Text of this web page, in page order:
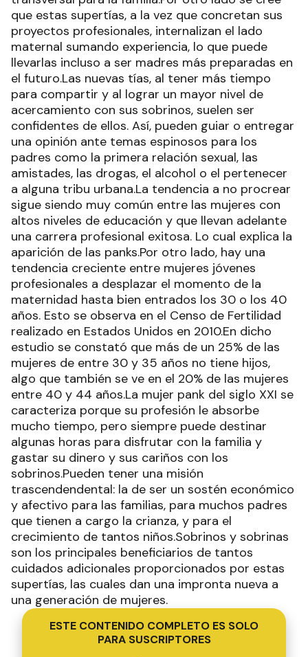
que estas supertías, a la vez que concretan sus
proyectos profesionales, internalizan el lado
maternal sumando experiencia, lo que puede
llevarlas incluso a ser madres más preparadas en
el futuro.Las nuevas tías, al tener más tiempo
para compartir y al lograr un mayor nivel de
acercamiento con sus sobrinos, suelen ser
confidentes de ellos. Así, pueden guiar o entregar
una opinión ante temas espinosos para los
padres como la primera relación sexual, las
amistades, las drogas, el alcohol o el pertenecer
a alguna tribu urbana.La tendencia a no procrear
sigue siendo muy común entre las mujeres con
altos niveles de educación y que llevan adelante
una carrera profesional exitosa. Lo cual explica la
aparición de las panks.Por otro lado, hay una
tendencia creciente entre mujeres jóvenes
profesionales a desplazar el momento de la
maternidad hasta bien entrados los 30 o los 40
años. Esto se observa en el Censo de Fertilidad
realizado en Estados Unidos en 2010.En dicho
estudio se constató que más de un 25% de las
mujeres de entre 30 y 35 años no tiene hijos,
algo que también se ve en el 20% de las mujeres
entre 40 y 44 años.La mujer pank del siglo XXI se
caracteriza porque su profesión le absorbe
mucho tiempo, pero siempre puede destinar
algunas horas para disfrutar con la familia y
gastar su dinero y sus cariños con los
sobrinos.Pueden tener una misión
trascendendental: la de ser un sostén económico
y afectivo para las familias, para muchos padres
que tienen a cargo la crianza, y para el
crecimiento de tantos niños.Sobrinos y sobrinas
son los principales beneficiarios de tantos
cuidados adicionales proporcionados por estas
supertías, las cuales dan una impronta nueva a
una generación de mujeres.
ESTE CONTENIDO COMPLETO ES SOLO
PARA SUSCRIPTORES